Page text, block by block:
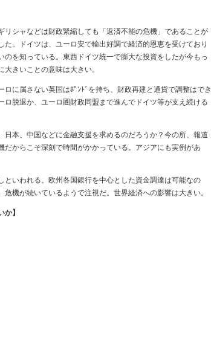
シャなどは財政緊縮しても「返済不能の危機」であることが
。ドイツは、ユーロ安で輸出好調で経済的恩恵を受けており
を知っている。東西ドイツ統一で膨大な投資をしたが今もっ
きいことの意味は大きい。
に属さない英国はﾎﾟﾝﾄﾞを持ち、財政再建と通貨で調整はでき
脱退か、ユーロ圏財政同盟まで進んでドイツ等が支え続ける
本、中国などに金融支援を求めるのだろうか？今の所、報道
からこそ深刻で時間がかかっている。アジアにも実例があ
いわれる。欧州各国銀行を中心とした資金調達は可能なの
機が続いているようで注視だ。世界経済への影響は大きい。
】